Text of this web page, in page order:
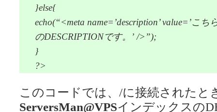
}else{
echo(“<meta name=’description’ value=’こ
のDESCRIPTIONです。’ />”);
}
?>
このコードでは、/に接続されたと
ServersMan@VPSインデックスの